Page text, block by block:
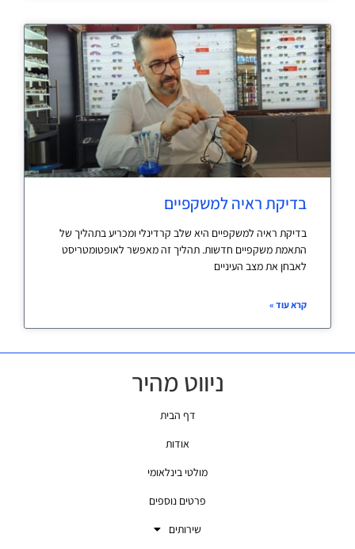
בדיקת ראיה למשקפיים
בדיקת ראיה למשקפיים היא שלב קרדינלי ומכריע בתהליך של
התאמת משקפיים חדשות. תהליך זה מאפשר לאופטומטריסט
לאבחן את מצב העיניים
קרא עוד »
ניווט מהיר
דף הבית
אודות
מולטי בינלאומי
פרטים נוספים
שירותים